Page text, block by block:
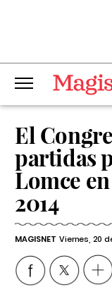
El
partidas
Lomce
2014
MAGISNET Viernes, 20